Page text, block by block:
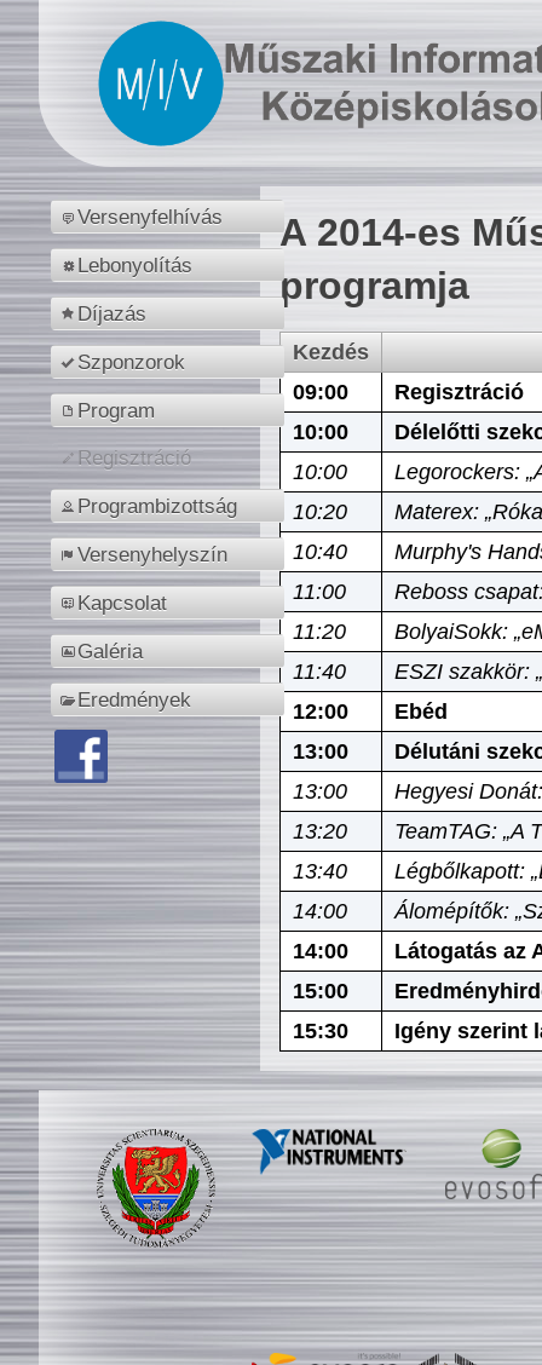
Versenyfelhívás
Lebonyolítás
Díjazás
Szponzorok
Program
Regisztráció
Programbizottság
Versenyhelyszín
Kapcsolat
Galéria
Eredmények
A 2014-es
programja
Kezdés
09:00
Regisztráció
10:00
Délelőtti
10:00
Legorockers:
10:20
Materex:
10:40
Murphy's
11:00
Reboss
11:20
BolyaiSokk:
11:40
ESZI szakkör:
12:00
Ebéd
13:00
Délutáni
13:00
Hegyesi
13:20
TeamTAG: „A
13:40
Légbőlkapott:
14:00
Álomépítők:
14:00
Látogatás az
15:00
15:30
Igény szerint